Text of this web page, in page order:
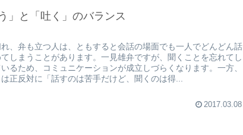
う」と「吐く」のバランス
、弁も立つ人は、ともすると会話の場面でも一人でどんどん話
しまうことがあります。一見雄弁ですが、聞くことを忘れてし
いるため、コミュニケーションが成立しづらくなります。一方、
正反対に「話すのは苦手だけど、聞くのは得...
2017.03.08